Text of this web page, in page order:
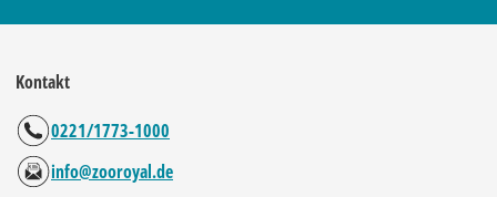
Kontakt
0221/1773-1000
info@zooroyal.de